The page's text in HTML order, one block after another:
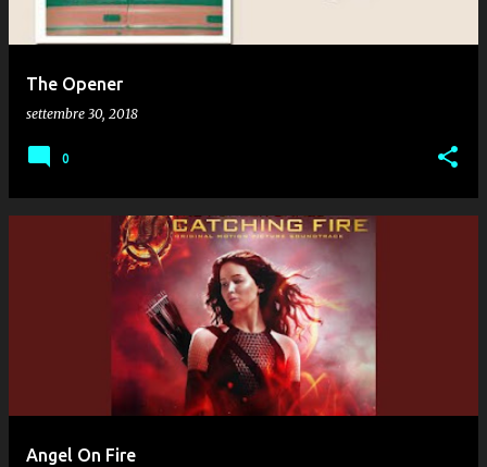
The Opener
settembre 30, 2018
0
Angel On Fire